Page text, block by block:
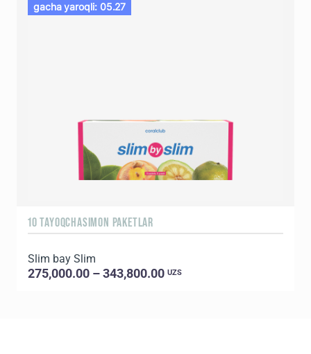
gacha yaroqli: 05.27
10 TAYOQCHASIMON PAKETLAR
Slim bay Slim
275,000.00 – 343,800.00 UZS